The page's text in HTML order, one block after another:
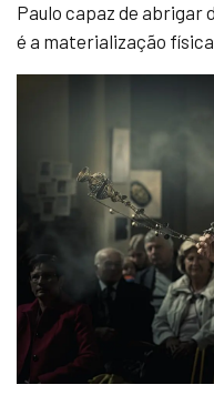
Paulo capaz de abrigar
é a materialização